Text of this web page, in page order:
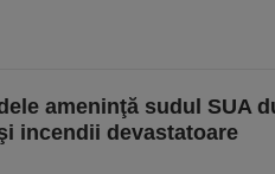
ameninţă sudul SUA
incendii devastatoare